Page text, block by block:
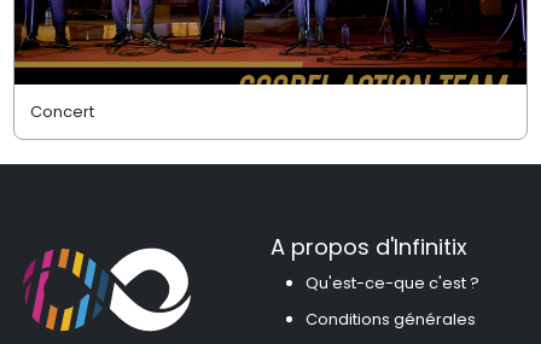
Concert
A propos d'Infinitix
Qu'est-ce-que c'est ?
Conditions générales